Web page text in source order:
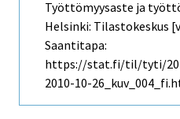
Työttömyysaste ja
Helsinki: Tilastokeskus
Saantitapa:
https://stat.fi/til/tyti/
2010-10-